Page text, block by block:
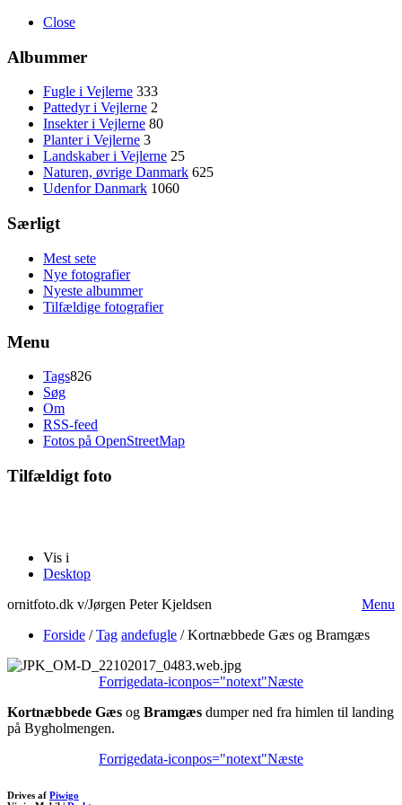
Close
Albummer
Fugle i Vejlerne 333
Pattedyr i Vejlerne 2
Insekter i Vejlerne 80
Planter i Vejlerne 3
Landskaber i Vejlerne 25
Naturen, øvrige Danmark 625
Udenfor Danmark 1060
Særligt
Mest sete
Nye fotografier
Nyeste albummer
Tilfældige fotografier
Menu
Tags826
Søg
Om
RSS-feed
Fotos på OpenStreetMap
Tilfældigt foto
Vis i
Desktop
ornitfoto.dk v/Jørgen Peter Kjeldsen
Menu
Forside /Tag andefugle /Kortnæbbede Gæs og Bramgæs
Forrigedata-iconpos="notext"Næste
Kortnæbbede Gæs og Bramgæs dumper ned fra himlen til landing
på Bygholmengen.
Forrigedata-iconpos="notext"Næste
Drives af Piwigo